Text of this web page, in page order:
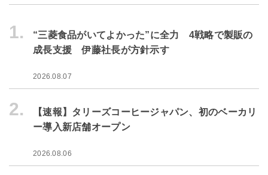
1.
“三菱食品がいてよかった”に全力 4戦略で製販の
成長支援 伊藤社長が方針示す
2026.08.07
2.
【速報】タリーズコーヒージャパン、初のベーカリ
ー導入新店舗オープン
2026.08.06